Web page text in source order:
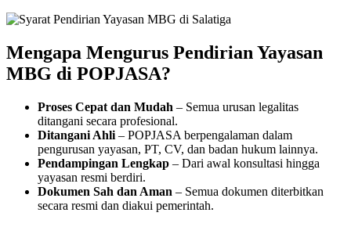
Mengapa Mengurus Pendirian Yayasan
MBG di POPJASA?
Proses Cepat dan Mudah – Semua urusan legalitas
ditangani secara profesional.
Ditangani Ahli – POPJASA berpengalaman dalam
pengurusan yayasan, PT, CV, dan badan hukum lainnya.
Pendampingan Lengkap – Dari awal konsultasi hingga
yayasan resmi berdiri.
Dokumen Sah dan Aman – Semua dokumen diterbitkan
secara resmi dan diakui pemerintah.